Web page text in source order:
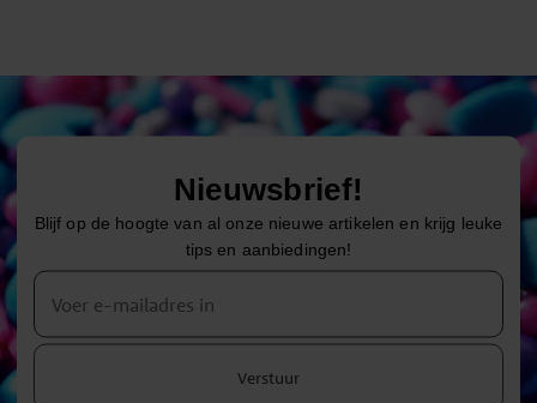
Nieuwsbrief!
Blijf op de hoogte van al onze nieuwe artikelen en krijg leuke
tips en aanbiedingen!
Verstuur